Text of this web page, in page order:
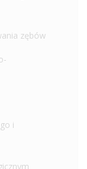
zębów
i